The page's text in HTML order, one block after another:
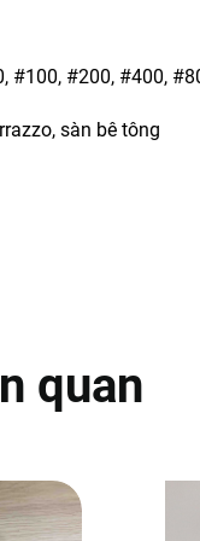
#100, #200, #400,
sàn bê tông
quan